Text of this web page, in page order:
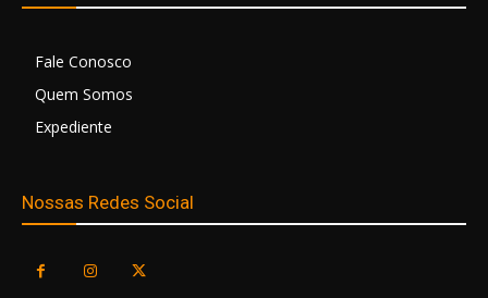
Fale Conosco
Quem Somos
Expediente
Nossas Redes Social